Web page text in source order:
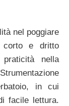
nel poggiare
corto e dritto
praticità nella
in cui
facile lettura.